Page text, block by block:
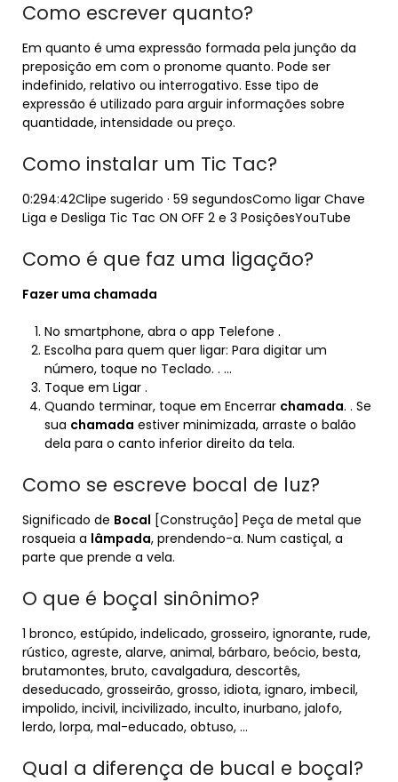
Como escrever quanto?
Em quanto é uma expressão formada pela junção da
preposição em com o pronome quanto. Pode ser
indefinido, relativo ou interrogativo. Esse tipo de
expressão é utilizado para arguir informações sobre
quantidade, intensidade ou preço.
Como instalar um Tic Tac?
0:294:42Clipe sugerido · 59 segundosComo ligar Chave
Liga e Desliga Tic Tac ON OFF 2 e 3 PosiçõesYouTube
Como é que faz uma ligação?
Fazer uma chamada
No smartphone, abra o app Telefone .
Escolha para quem quer ligar: Para digitar um
número, toque no Teclado. . …
Toque em Ligar .
Quando terminar, toque em Encerrar chamada. . Se
sua chamada estiver minimizada, arraste o balão
dela para o canto inferior direito da tela.
Como se escreve bocal de luz?
Significado de Bocal [Construção] Peça de metal que
rosqueia a lâmpada, prendendo-a. Num castiçal, a
parte que prende a vela.
O que é boçal sinônimo?
1 bronco, estúpido, indelicado, grosseiro, ignorante, rude,
rústico, agreste, alarve, animal, bárbaro, beócio, besta,
brutamontes, bruto, cavalgadura, descortês,
deseducado, grosseirão, grosso, idiota, ignaro, imbecil,
impolido, incivil, incivilizado, inculto, inurbano, jalofo,
lerdo, lorpa, mal-educado, obtuso, …
Qual a diferença de bucal e boçal?